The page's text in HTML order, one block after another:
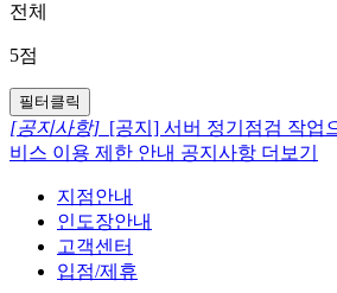
전체
5점
필터클릭
[공지사항] [공지] 서버 정기점검 작업
비스 이용 제한 안내 공지사항 더보기
지점안내
인도장안내
고객센터
입점/제휴